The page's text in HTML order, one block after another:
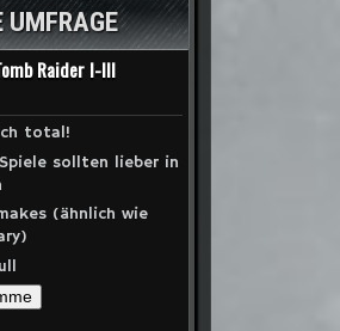
Raider I-III
total!
sollten lieber in
(ähnlich wie